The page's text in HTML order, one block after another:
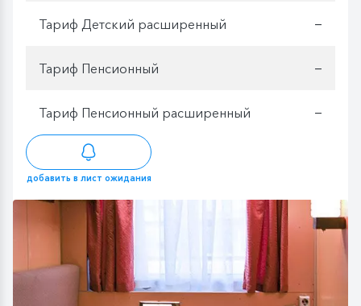
Тариф Детский расширенный —
Тариф Пенсионный —
Тариф Пенсионный расширенный —
добавить в лист ожидания